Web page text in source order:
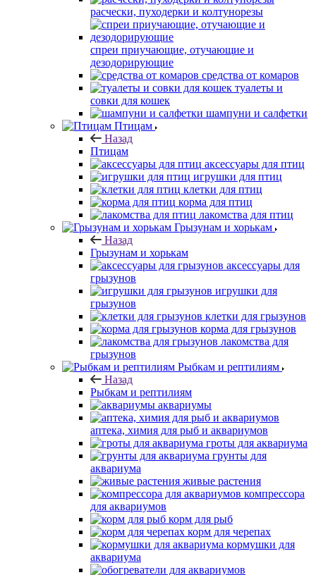
расчески, пуходерки и колтунорезы
спреи приучающие, отучающие и
дезодорирующие
средства от комаров
туалеты и
совки для кошек
шампуни и салфетки
Птицам
Назад
Птицам
аксессуары для птиц
игрушки для птиц
клетки для птиц
корма для птиц
лакомства для птиц
Грызунам и хорькам
Назад
Грызунам и хорькам
аксессуары для
грызунов
игрушки для
грызунов
клетки для грызунов
корма для грызунов
лакомства для
грызунов
Рыбкам и рептилиям
Назад
Рыбкам и рептилиям
аквариумы
аптека, химия для рыб и аквариумов
гроты для аквариума
грунты для
аквариума
живые растения
компрессора
для аквариумов
корм для рыб
корм для черепах
кормушки для
аквариума